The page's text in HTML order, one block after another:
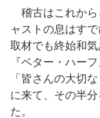
稽古はこれから
ャストの息はす
取材でも終始和
『ベター・ハー
「皆さんの大切
に来て、その半
た。